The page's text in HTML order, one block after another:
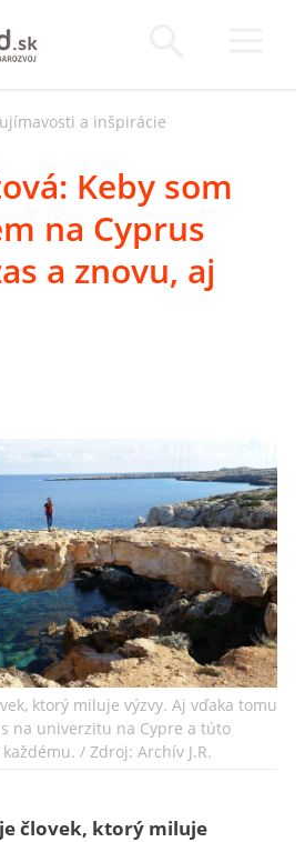
a inšpirácie
Keby som
na Cyprus
a znovu, aj
ktorý miluje výzvy. Aj vďaka tomu
na univerzitu na Cypre a túto
/ Zdroj: Archív J.R.
je človek, ktorý miluje